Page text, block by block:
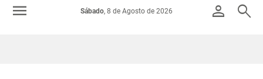
Colombia
person search
Sábado, 8 de Agosto de 2026
menu